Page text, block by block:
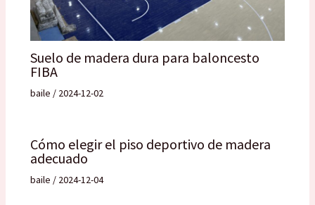
Suelo de madera dura para baloncesto
FIBA
baile / 2024-12-02
Cómo elegir el piso deportivo de madera
adecuado
baile / 2024-12-04